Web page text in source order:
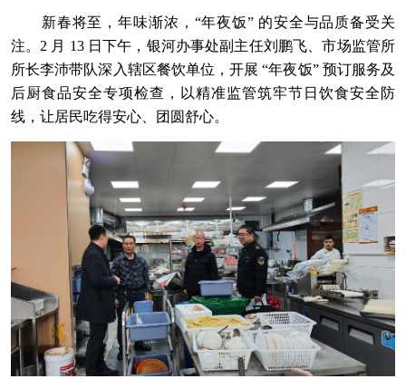
新春将至，年味渐浓，“年夜饭” 的安全与品质备受关
注。2 月 13 日下午，银河办事处副主任刘鹏飞、市场监管所
所长李沛带队深入辖区餐饮单位，开展 “年夜饭” 预订服务及
后厨食品安全专项检查，以精准监管筑牢节日饮食安全防
线，让居民吃得安心、团圆舒心。